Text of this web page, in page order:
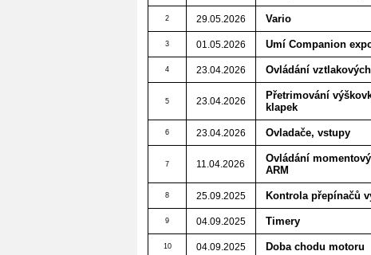
2 29.05.2026 Vario
3 01.05.2026 Umí Companion
4 23.04.2026 Ovládání
5 23.04.2026
Přetrimování
klapek
6 23.04.2026 Ovladače, vstupy
7 11.04.2026
Ovládání
ARM
8 25.09.2025 Kontrola přepínačů
9 04.09.2025 Timery
10 04.09.2025 Doba chodu motoru